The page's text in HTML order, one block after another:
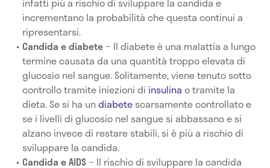
incrementano la probabilità che questa continui a
ripresentarsi.
Candida e diabete− Il diabete è una malattia a lungo
termine causata da una quantità troppo elevata di
glucosio nel sangue. Solitamente, viene tenuto sotto
controllo tramite iniezioni di insulina o tramite la
dieta. Se si ha undiabete scarsamente controllato e
se i livelli di glucosio nel sangue si abbassano e si
alzano invece di restare stabili, si è più a rischio di
sviluppare la candida.
Candida e AIDS − Il rischio di sviluppare la candida